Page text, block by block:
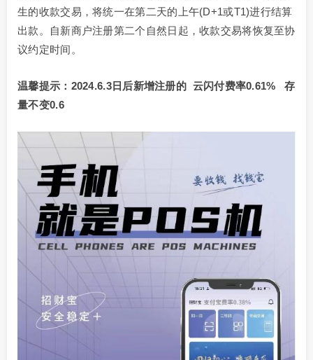
生的收款交易，将统一在第二天的上午(D+1或T1)进行结算
出款。自新商户注册第二个自然日起，收款交易将恢复至协
议约定时间。
温馨提示：2024.6.3日后新增注册的 云闪付费率0.61% 存
量不变0.6